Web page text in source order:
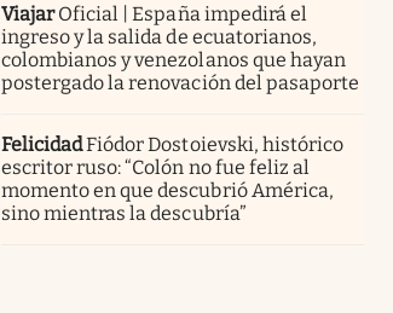
Viajar Oficial | España impedirá el
ingreso y la salida de ecuatorianos,
colombianos y venezolanos que hayan
postergado la renovación del pasaporte
FelicidadFiódor Dostoievski, histórico
escritor ruso: “Colón no fue feliz al
momento en que descubrió América,
sino mientras la descubría”